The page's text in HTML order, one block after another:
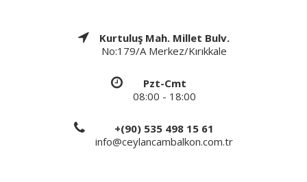
Kurtuluş Mah. Millet Bulv.
No:179/A Merkez/Kırıkkale
Pzt-Cmt
08:00 - 18:00
+(90) 535 498 15 61
info@ceylancambalkon.com.tr